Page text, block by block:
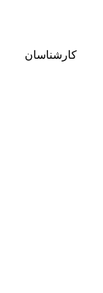
کارشناسان